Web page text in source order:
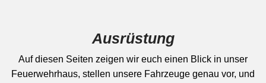
Ausrüstung
Auf diesen Seiten zeigen wir euch einen Blick in unser
Feuerwehrhaus, stellen unsere Fahrzeuge genau vor, und